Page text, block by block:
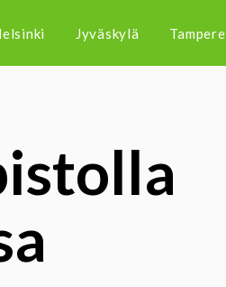
Jyväskylä Tampere